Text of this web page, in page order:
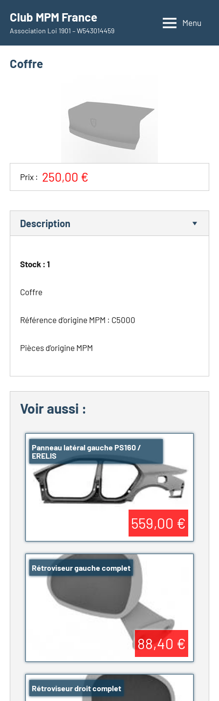
contenu
Club MPM France
Association Loi 1901 – W543014459
Menu
Coffre
Prix : 250,00 €
Description
Stock : 1
Coffre
Référence d’origine MPM : C5000
Pièces d’origine MPM
Voir aussi :
Panneau latéral gauche PS160 /
ERELIS
559,00 €
Rétroviseur gauche complet
88,40 €
Rétroviseur droit complet